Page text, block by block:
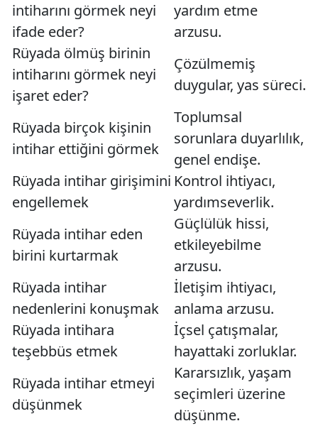
intiharını görmek neyi
ifade eder?
yardım etme
arzusu.
Rüyada ölmüş birinin
intiharını görmek neyi
işaret eder?
Çözülmemiş
duygular, yas süreci.
Rüyada birçok kişinin
intihar ettiğini görmek
Toplumsal
sorunlara duyarlılık,
genel endişe.
Rüyada intihar girişimini
engellemek
Kontrol ihtiyacı,
yardımseverlik.
Rüyada intihar eden
birini kurtarmak
Güçlülük hissi,
etkileyebilme
arzusu.
Rüyada intihar
nedenlerini konuşmak
İletişim ihtiyacı,
anlama arzusu.
Rüyada intihara
teşebbüs etmek
İçsel çatışmalar,
hayattaki zorluklar.
Rüyada intihar etmeyi
düşünmek
Kararsızlık, yaşam
seçimleri üzerine
düşünme.